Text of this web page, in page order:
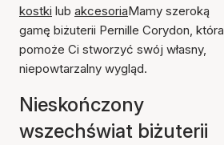
kostki lub akcesoriaMamy szeroką
gamę biżuterii Pernille Corydon, która
pomoże Ci stworzyć swój własny,
niepowtarzalny wygląd.
Nieskończony
wszechświat biżuterii